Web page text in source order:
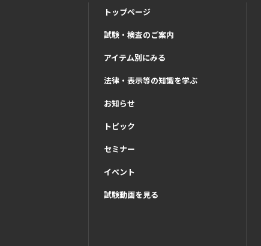
トップページ
試験・検査のご案内
アイテム別にみる
法律・表示等の知識を学ぶ
お知らせ
トピック
セミナー
イベント
試験動画を見る